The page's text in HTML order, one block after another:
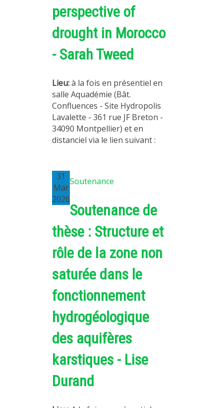
perspective of
drought in Morocco
- Sarah Tweed
Lieu:à la fois en présentiel en
salle Aquadémie (Bât.
Confluences - Site Hydropolis
Lavalette - 361 rue JF Breton -
34090 Montpellier) et en
distanciel via le lien suivant :
31
Mar
2026
Soutenance
Soutenance de
thèse : Structure et
rôle de la zone non
saturée dans le
fonctionnement
hydrogéologique
des aquifères
karstiques - Lise
Durand